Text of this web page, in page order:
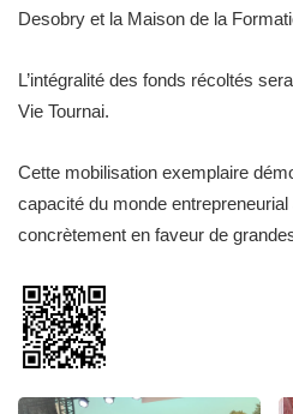
Desobry et la Maison de la
L’intégralité des fonds récoltés
Vie Tournai.
Cette mobilisation exemplaire
capacité du monde
concrètement en faveur de